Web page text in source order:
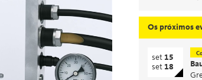
Os próximos
set 15
set 18